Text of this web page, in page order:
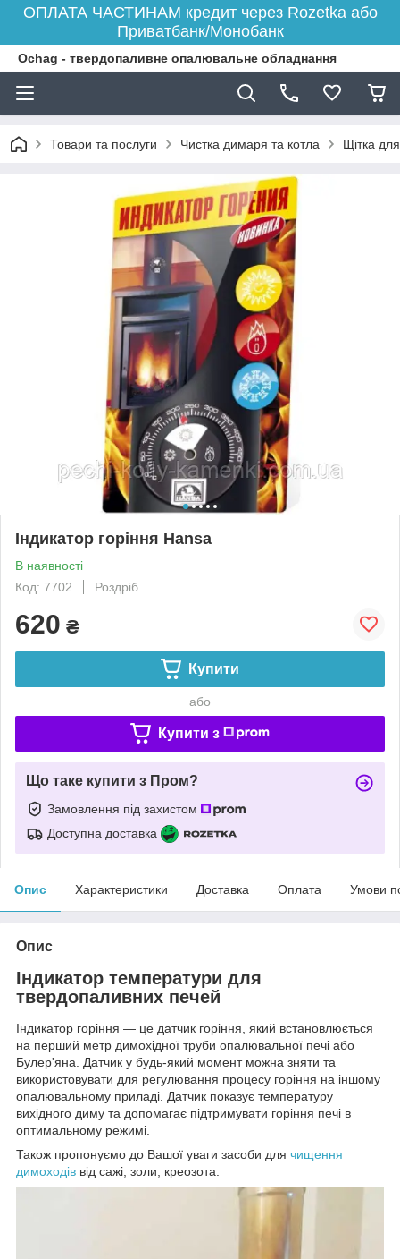
ОПЛАТА ЧАСТИНАМ кредит через Rozetka або
Приватбанк/Монобанк
Ochag - твердопаливне опалювальне обладнання
Товари та послуги Чистка димаря та котла Щітка
Індикатор горіння Hansa
В наявності
Код: 7702
Роздріб
620 ₴
Купити
або
Купити з
Що таке купити з Пром?
Замовлення під захистом
Доступна доставка
Опис Характеристики Доставка Оплата Умови
Опис
Індикатор температури для
твердопаливних печей
Індикатор горіння — це датчик горіння, який встановлюється
на перший метр димохідної труби опалювальної печі або
Булер'яна. Датчик у будь-який момент можна зняти та
використовувати для регулювання процесу горіння на іншому
опалювальному приладі. Датчик показує температуру
вихідного диму та допомагає підтримувати горіння печі в
оптимальному режимі.
Також пропонуємо до Вашої уваги засоби для чищення
димоходів від сажі, золи, креозота.